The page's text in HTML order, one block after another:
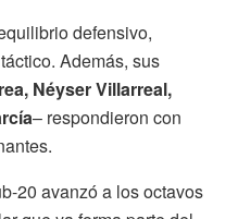
defensivo,
Además, sus
Néyser Villarreal,
– respondieron con
20 avanzó a los octavos